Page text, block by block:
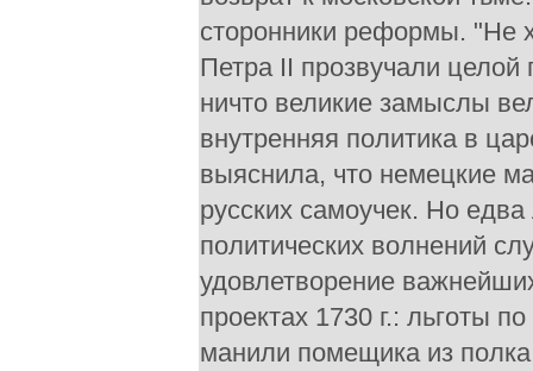
сторонники реформы. "Не
Петра II прозвучали целой
ничто великие замыслы
внутренняя политика в
выяснила, что немецкие
русских самоучек. Но
политических волнений
удовлетворение
проектах 1730 г.: льготы
манили помещика из